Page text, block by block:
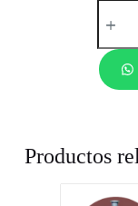
Productos